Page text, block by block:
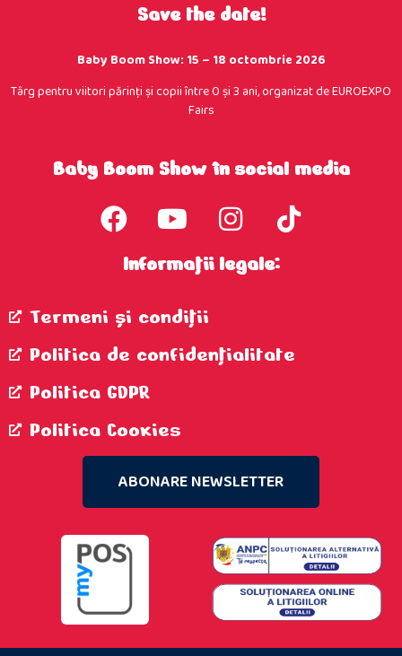
Save the date!
Baby Boom Show: 15 – 18 octombrie 2026
Târg pentru viitori părinţi şi copii între 0 şi 3 ani, organizat de EUROEXPO
Fairs
Baby Boom Show în social media
Informații legale:
Termeni şi condiţii
Politica de confidenţialitate
Politica GDPR
Politica Cookies
ABONARE NEWSLETTER